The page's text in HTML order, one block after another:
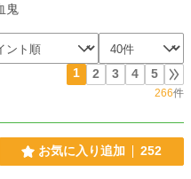
鬼
1 2 3 4 5
266件
お気に入り追加 252